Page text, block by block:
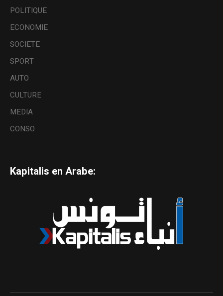
POLITIQUE
ECONOMIE
SOCIETE
SPORT
AUTO
CULTURE
MEDIA
CONSO
Kapitalis en Arabe: